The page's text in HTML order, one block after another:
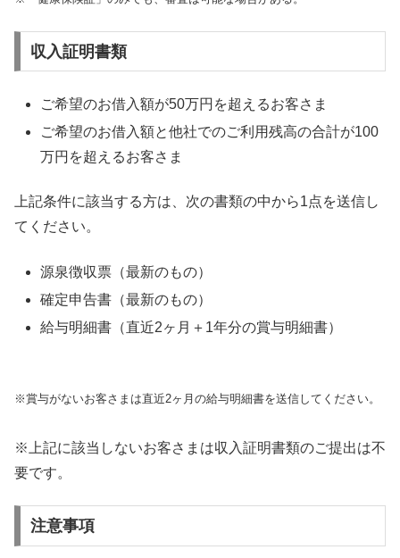
収入証明書類
ご希望のお借入額が50万円を超えるお客さま
ご希望のお借入額と他社でのご利用残高の合計が100
万円を超えるお客さま
上記条件に該当する方は、次の書類の中から1点を送信し
てください。
源泉徴収票（最新のもの）
確定申告書（最新のもの）
給与明細書（直近2ヶ月＋1年分の賞与明細書）
※賞与がないお客さまは直近2ヶ月の給与明細書を送信してください。
※上記に該当しないお客さまは収入証明書類のご提出は不
要です。
注意事項